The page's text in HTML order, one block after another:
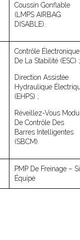
Coussin Gonflable
(LMPS AIRBAG
DISABLE).
Contrôle Électronique
De La Stabilité (ESC) ;
Direction Assistée
Hydraulique
(EHPS) ;
Réveillez-Vous
De Contrôle Des
Barres Intelligentes
(SBCM).
PMP De Freinage – Si
Équipé